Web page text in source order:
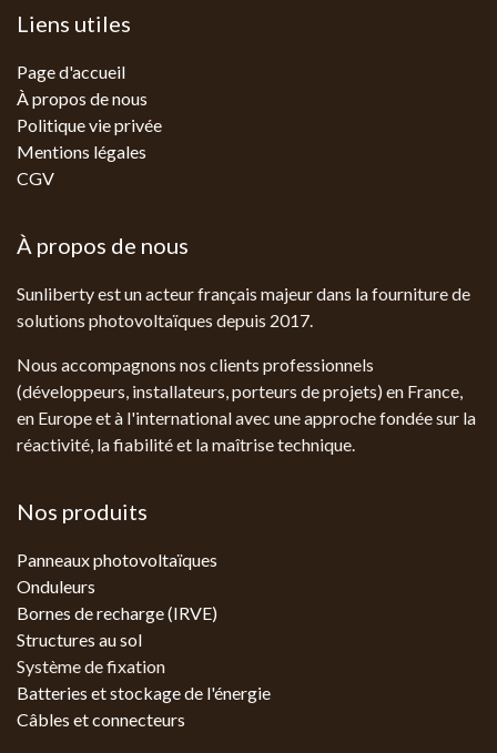
Liens utiles
Page d'accueil
À propos de nous
Politique vie privée
Mentions légales
CGV
À propos de nous
Sunliberty est un acteur français majeur dans la fourniture de
solutions photovoltaïques depuis 2017.
Nous accompagnons nos clients professionnels
(développeurs, installateurs, porteurs de projets) en France,
en Europe et à l'international avec une approche fondée sur la
réactivité, la fiabilité et la maîtrise technique.
Nos produits
Panneaux photovoltaïques
Onduleurs
Bornes de recharge (IRVE)
Structures au sol
Système de fixation
Batteries et stockage de l'énergie
Câbles et connecteurs